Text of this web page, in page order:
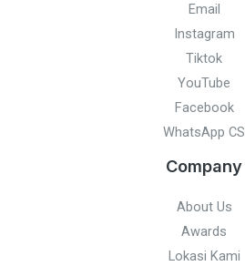
Email
Instagram
Tiktok
YouTube
Facebook
WhatsApp CS
Company
About Us
Awards
Lokasi Kami